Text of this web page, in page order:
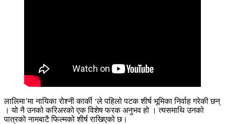
लालिमा’मा नायिका रोश्नी कार्की ‘ले पहिलो पटक शीर्ष भूमिका निर्वाह गरेकी छन्
। यो नै उनको करिअरको एक विशेष फरक अनुभव हो । त्यसमाथि उनको
पात्रको नामबाटै फिल्मको शीर्ष राखिएको छ।